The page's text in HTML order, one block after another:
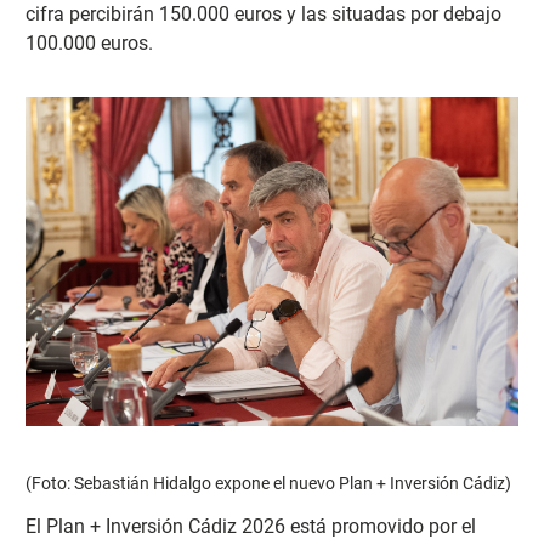
cifra percibirán 150.000 euros y las situadas por debajo
100.000 euros.
(Foto: Sebastián Hidalgo expone el nuevo Plan + Inversión Cádiz)
El Plan + Inversión Cádiz 2026 está promovido por el